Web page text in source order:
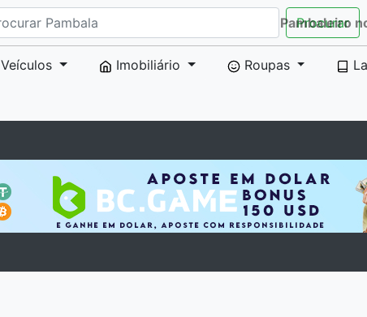
Procurar
Pambaleiro
Veículos Imobiliário Roupas